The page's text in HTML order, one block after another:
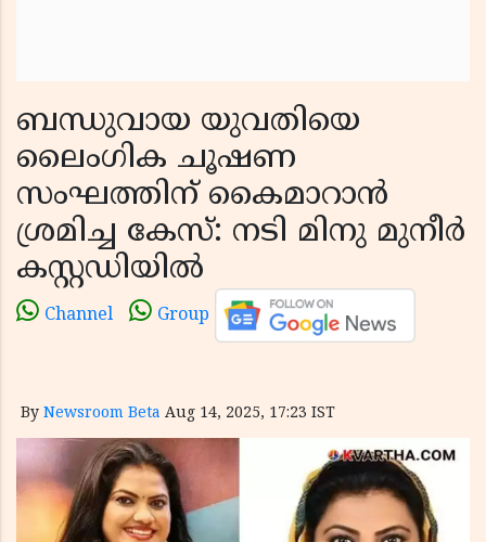
ബന്ധുവായ യുവതിയെ
ലൈംഗിക ചൂഷണ
സംഘത്തിന് കൈമാറാൻ
ശ്രമിച്ച കേസ്: നടി മിനു മുനീർ
കസ്റ്റഡിയിൽ
Channel Group
By Newsroom Beta Aug 14, 2025, 17:23 IST